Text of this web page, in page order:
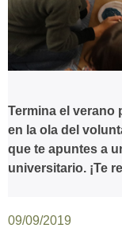
Termina el verano
en la ola del
que te apuntes a
universitario. ¡Te
09/09/2019